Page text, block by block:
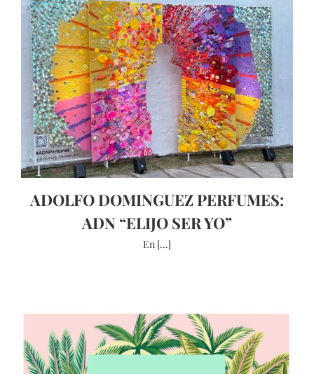
ADOLFO DOMINGUEZ PERFUMES:
ADN “ELIJO SER YO”
En [...]